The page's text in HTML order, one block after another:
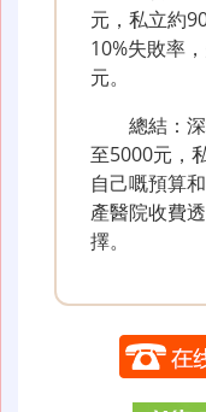
元，私立約
10%失敗率
元。
總結：
至5000元，
自己嘅預算
產醫院收費
擇。